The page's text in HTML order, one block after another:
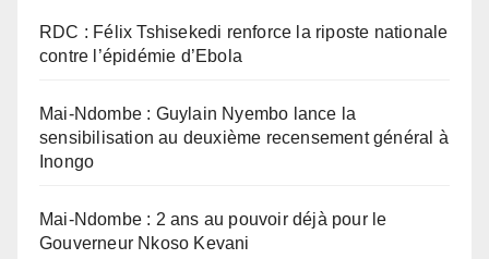
RDC : Félix Tshisekedi renforce la riposte nationale
contre l’épidémie d’Ebola
Mai-Ndombe : Guylain Nyembo lance la
sensibilisation au deuxième recensement général à
Inongo
Mai-Ndombe : 2 ans au pouvoir déjà pour le
Gouverneur Nkoso Kevani